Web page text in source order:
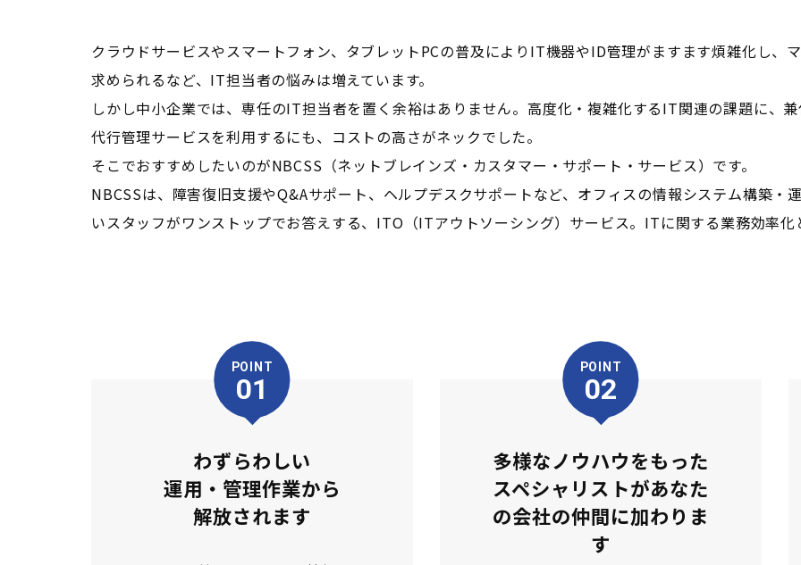
クラウドサービスやスマートフォン、タブレットPCの普及によりIT機器やID管理がますます煩雑化し、
求められるなど、IT担当者の悩みは増えています。
しかし中小企業では、専任のIT担当者を置く余裕はありません。高度化・複雑化するIT関連の課題に、
代行管理サービスを利用するにも、コストの高さがネックでした。
そこでおすすめしたいのがNBCSS（ネットブレインズ・カスタマー・サポート・サービス）です。
NBCSSは、障害復旧支援やQ&Aサポート、ヘルプデスクサポートなど、オフィスの情報システム構築・
いスタッフがワンストップでお答えする、ITO（ITアウトソーシング）サービス。ITに関する業務効率
POINT
01
わずらわしい
運用・管理作業から
解放されます
POINT
02
多様なノウハウをもった
スペシャリストがあなた
の会社の仲間に加わりま
す